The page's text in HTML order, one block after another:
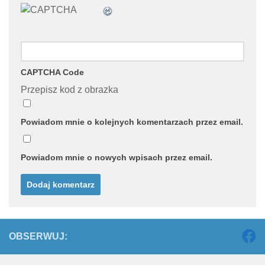
CAPTCHA Code
Przepisz kod z obrazka
Powiadom mnie o kolejnych komentarzach przez email.
Powiadom mnie o nowych wpisach przez email.
OBSERWUJ: